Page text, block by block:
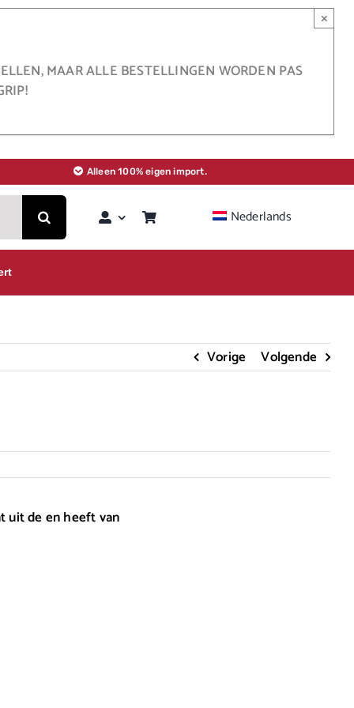
MAAR ALLE BESTELLINGEN WORDEN PAS
×
Alleen 100% eigen import.
Nederlands
Vorige Volgende
uit de en heeft van